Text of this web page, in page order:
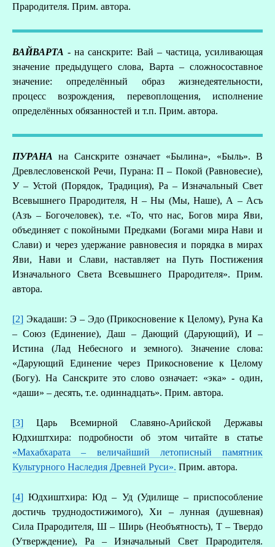
Прародителя. Прим. автора.
ВАЙВАРТА- на санскрите: Вай – частица, усиливающая
значение предыдущего слова, Варта – сложносоставное
значение: определённый образ жизнедеятельности,
процесс возрождения, перевоплощения, исполнение
определённых обязанностей и т.п. Прим. автора.
ПУРАНА
на Санскрите означает «Былина», «Быль». В
Древлесловенской Речи, Пурана: П – Покой (Равновесие),
У – Устой (Порядок, Традиция), Ра – Изначальный Свет
Всевышнего Прародителя, Н – Ны (Мы, Наше), А – Асъ
(Азъ – Богочеловек), т.е. «То, что нас, Богов мира Яви,
объединяет с покойными Предками (Богами мира Нави и
Слави) и через удержание равновесия и порядка в мирах
Яви, Нави и Слави, наставляет на Путь Постижения
Изначального Света Всевышнего Прародителя». Прим.
автора.
[2] Экадаши: Э – Эдо (Прикосновение к Целому), Руна Ка
– Союз (Единение), Даш – Дающий (Дарующий), И –
Истина (Лад Небесного и земного). Значение слова:
«Дарующий Единение через Прикосновение к Целому
(Богу). На Санскрите это слово означает: «эка» - один,
«даши» – десять, т.е. одиннадцать». Прим. автора.
[3] Царь Всемирной Славяно-Арийской Державы
Юдхиштхира: подробности об этом читайте в статье
«Махабхарата – величайший летописный памятник
Культурного Наследия Древней Руси». Прим. автора.
[4] Юдхиштхира: Юд – Уд (Удилище – приспособление
достичь труднодостижимого), Хи – лунная (душевная)
Сила Прародителя, Ш – Ширь (Необъятность), Т – Твердо
(Утверждение), Ра – Изначальный Свет Прародителя.